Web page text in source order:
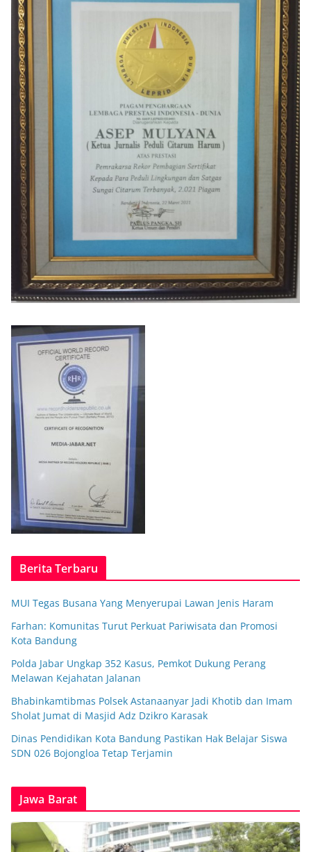
Berita Terbaru
MUI Tegas Busana Yang Menyerupai Lawan Jenis Haram
Farhan: Komunitas Turut Perkuat Pariwisata dan Promosi
Kota Bandung
Polda Jabar Ungkap 352 Kasus, Pemkot Dukung Perang
Melawan Kejahatan Jalanan
Bhabinkamtibmas Polsek Astanaanyar Jadi Khotib dan Imam
Sholat Jumat di Masjid Adz Dzikro Karasak
Dinas Pendidikan Kota Bandung Pastikan Hak Belajar Siswa
SDN 026 Bojongloa Tetap Terjamin
Jawa Barat